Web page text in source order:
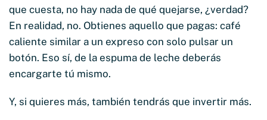
que cuesta, no hay nada de qué quejarse, ¿verdad?
En realidad, no. Obtienes aquello que pagas: café
caliente similar a un expreso con solo pulsar un
botón. Eso sí, de la espuma de leche deberás
encargarte tú mismo.
Y, si quieres más, también tendrás que invertir más.